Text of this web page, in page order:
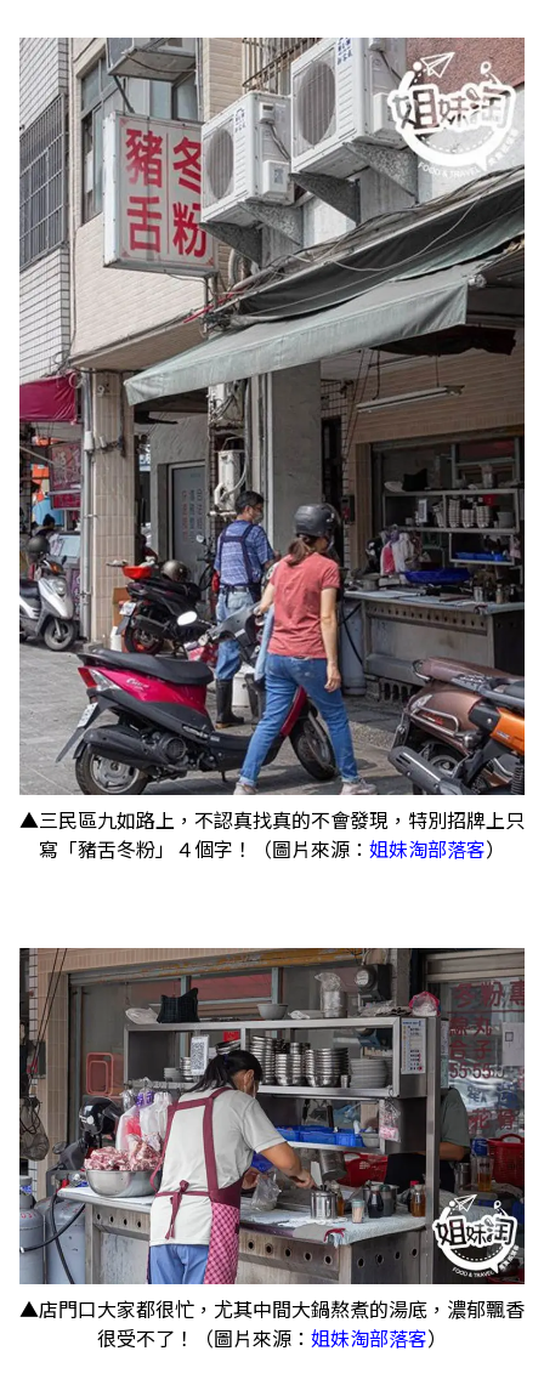
▲三民區九如路上，不認真找真的不會發現，特別招牌上只
寫「豬舌冬粉」４個字！（圖片來源： 姐妹淘部落客）
▲店門口大家都很忙，尤其中間大鍋熬煮的湯底，濃郁飄香
很受不了！（圖片來源： 姐妹淘部落客）